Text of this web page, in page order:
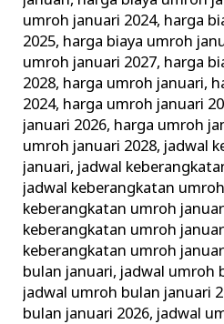
umroh januari 2024, harga
2025, harga biaya umroh
umroh januari 2027, harga
2028, harga umroh januari,
2024, harga umroh januari
januari 2026, harga umroh
umroh januari 2028, jadwal
januari, jadwal
jadwal keberangkatan
keberangkatan umroh
keberangkatan umroh
keberangkatan umroh
bulan januari, jadwal umroh
jadwal umroh bulan januari
bulan januari 2026, jadwal